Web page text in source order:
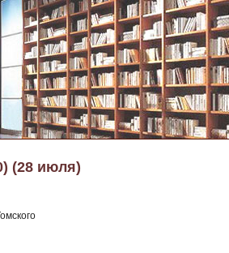
(28 июля)